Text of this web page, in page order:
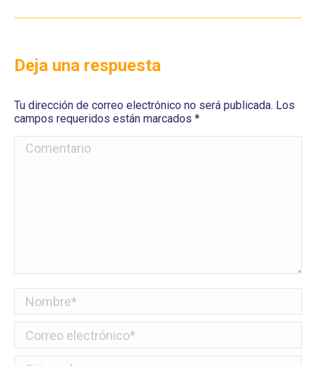
Deja una respuesta
Tu dirección de correo electrónico no será publicada. Los
campos requeridos están marcados *
Comentario
Nombre *
Correo electrónico *